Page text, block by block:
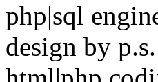
php|sql
design by p.s.